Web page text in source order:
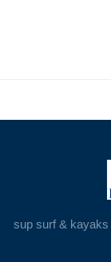
sup surf &